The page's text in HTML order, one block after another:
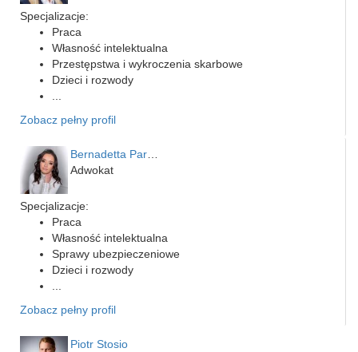
Specjalizacje:
Praca
Własność intelektualna
Przestępstwa i wykroczenia skarbowe
Dzieci i rozwody
Zobacz pełny profil
Adwokat
Specjalizacje:
Praca
Własność intelektualna
Sprawy ubezpieczeniowe
Dzieci i rozwody
Zobacz pełny profil
Piotr Stosio